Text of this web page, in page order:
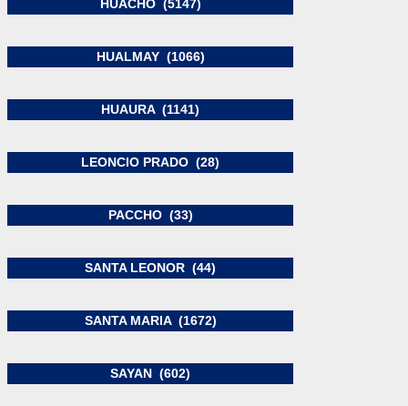
HUACHO (5147)
HUALMAY (1066)
HUAURA (1141)
LEONCIO PRADO (28)
PACCHO (33)
SANTA LEONOR (44)
SANTA MARIA (1672)
SAYAN (602)